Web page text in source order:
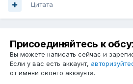
Цитата
Присоединяйтесь к
Вы можете написать сейчас и
Если у вас есть аккаунт,
от имени своего аккаунта.